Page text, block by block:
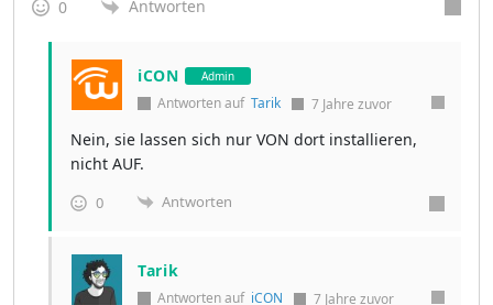
0 Antworten
iCON Admin
Antworten auf Tarik 7 Jahre zuvor
Nein, sie lassen sich nur VON dort installieren,
nicht AUF.
0 Antworten
Tarik
Antworten auf iCON 7 Jahre zuvor